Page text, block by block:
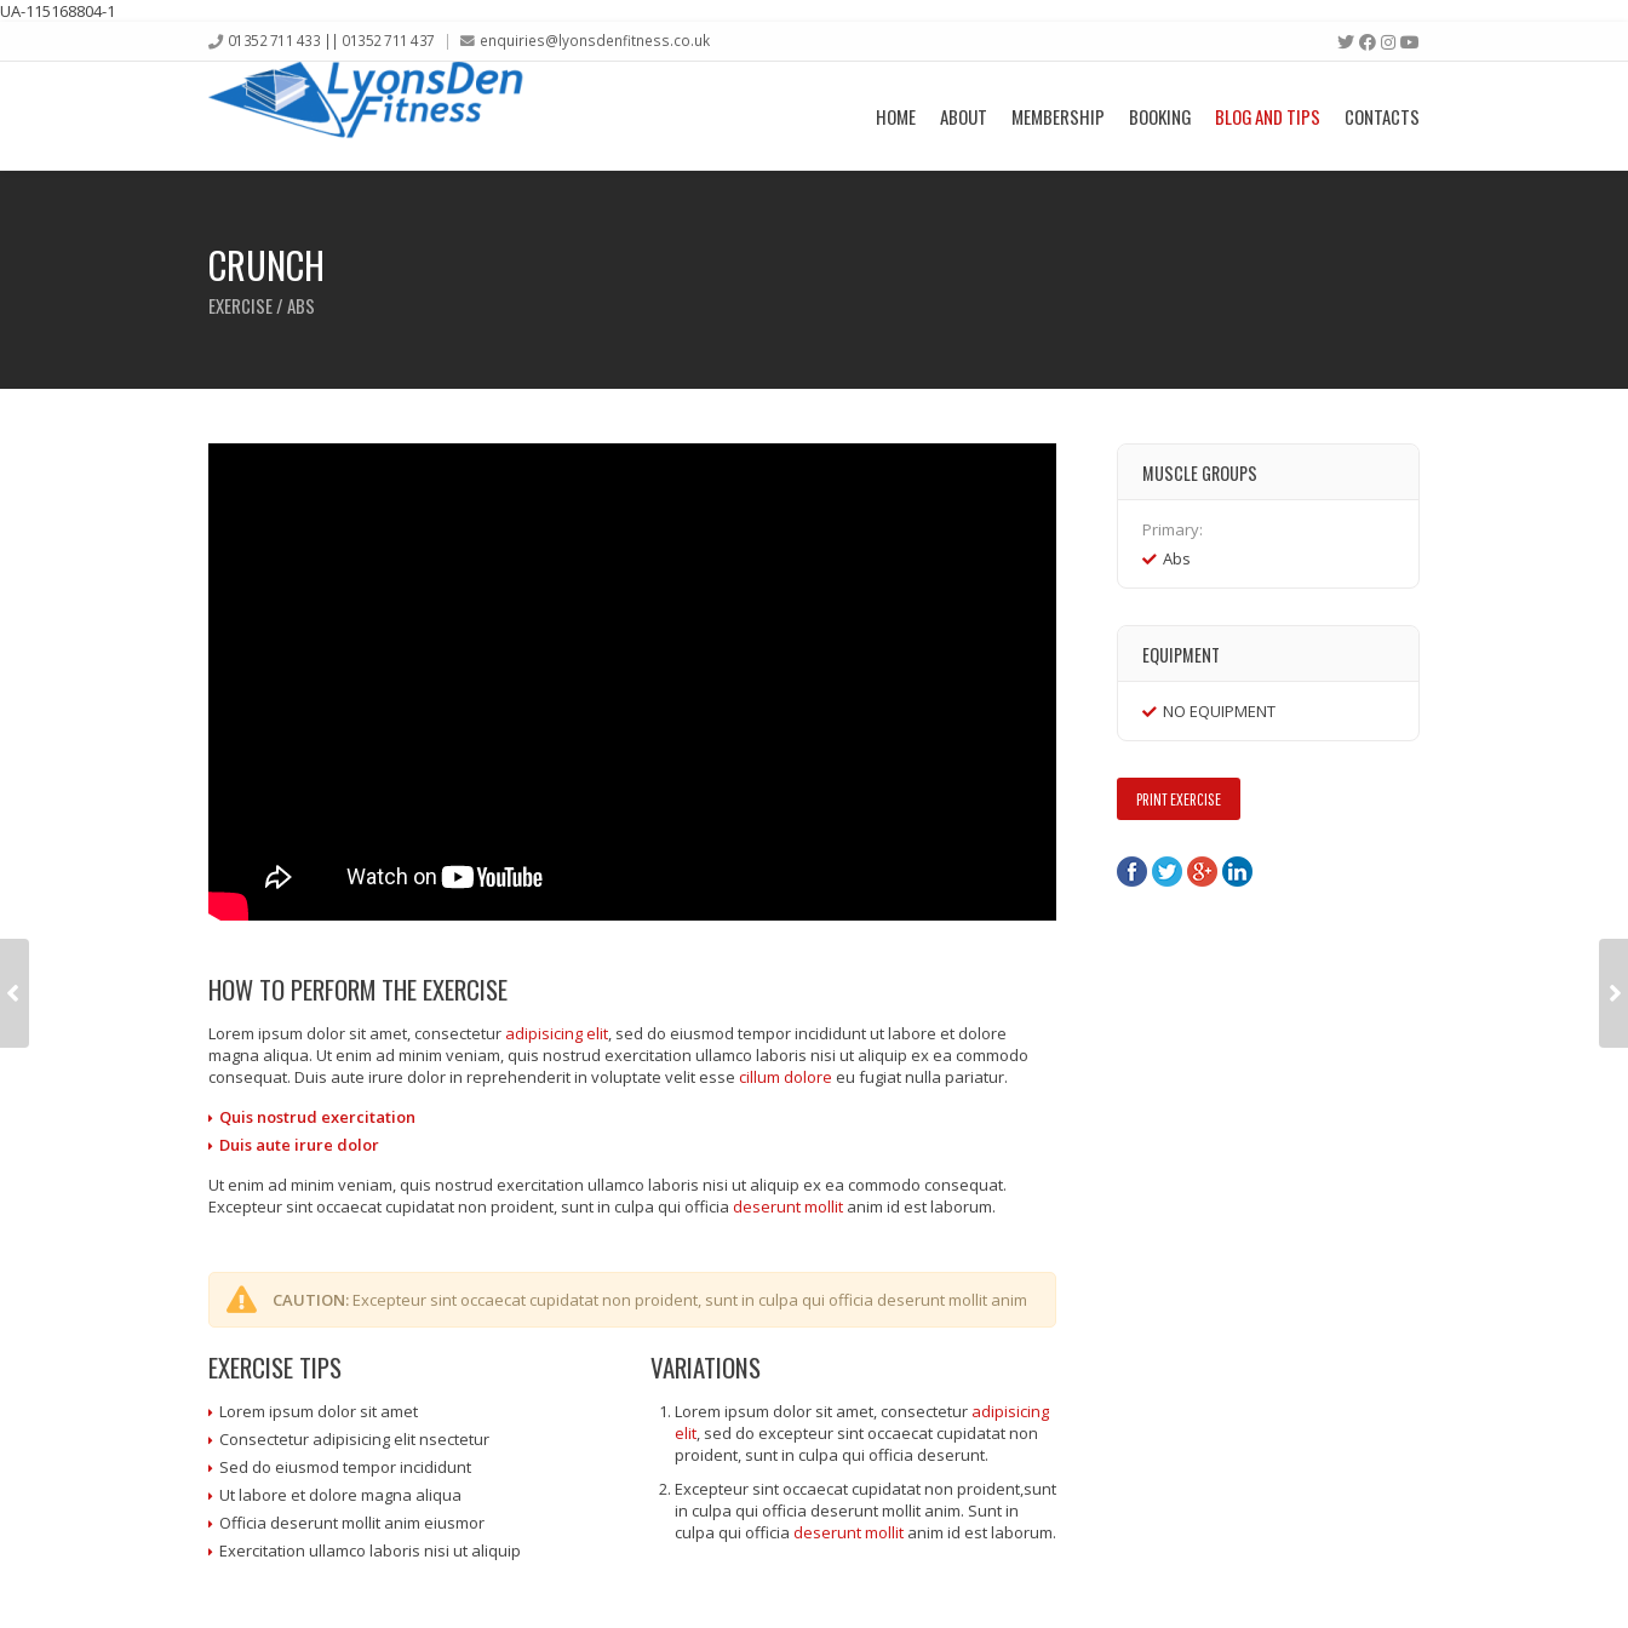
UA-115168804-1
01352 711 433 || 01352 711 437 enquiries@lyonsdenfitness.co.uk
HOME ABOUT MEMBERSHIP BOOKING BLOG AND TIPS CONTACTS
CRUNCH
EXERCISE / ABS
HOW TO PERFORM THE EXERCISE
Lorem ipsum dolor sit amet, consectetur adipisicing elit, sed do eiusmod tempor incididunt ut labore et dolore
magna aliqua. Ut enim ad minim veniam, quis nostrud exercitation ullamco laboris nisi ut aliquip ex ea commodo
consequat. Duis aute irure dolor in reprehenderit in voluptate velit esse cillum dolore eu fugiat nulla pariatur.
Quis nostrud exercitation
Duis aute irure dolor
Ut enim ad minim veniam, quis nostrud exercitation ullamco laboris nisi ut aliquip ex ea commodo consequat.
Excepteur sint occaecat cupidatat non proident, sunt in culpa qui officia deserunt mollit anim id est laborum.
CAUTION: Excepteur sint occaecat cupidatat non proident, sunt in culpa qui officia deserunt mollit anim
EXERCISE TIPS
Lorem ipsum dolor sit amet
Consectetur adipisicing elit nsectetur
Sed do eiusmod tempor incididunt
Ut labore et dolore magna aliqua
Officia deserunt mollit anim eiusmor
Exercitation ullamco laboris nisi ut aliquip
VARIATIONS
Lorem ipsum dolor sit amet, consectetur adipisicing
elit, sed do excepteur sint occaecat cupidatat non
proident, sunt in culpa qui officia deserunt.
Excepteur sint occaecat cupidatat non proident,sunt
in culpa qui officia deserunt mollit anim. Sunt in
culpa qui officia deserunt mollit anim id est laborum.
MUSCLE GROUPS
Primary:
Abs
EQUIPMENT
NO EQUIPMENT
PRINT EXERCISE